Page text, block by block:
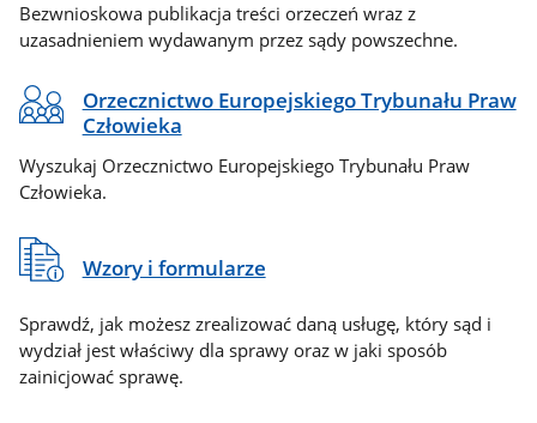
Bezwnioskowa publikacja treści orzeczeń wraz z
uzasadnieniem wydawanym przez sądy powszechne.
Orzecznictwo Europejskiego Trybunału Praw
Człowieka
Wyszukaj Orzecznictwo Europejskiego Trybunału Praw
Człowieka.
Wzory i formularze
Sprawdź, jak możesz zrealizować daną usługę, który sąd i
wydział jest właściwy dla sprawy oraz w jaki sposób
zainicjować sprawę.